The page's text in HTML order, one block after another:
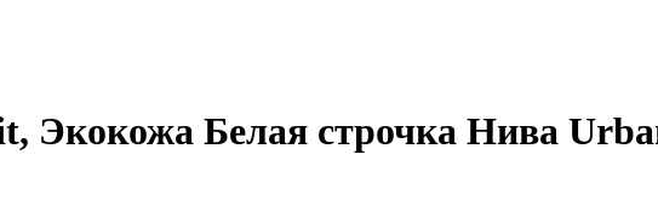
Экокожа Белая строчка Нива